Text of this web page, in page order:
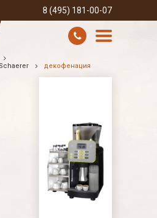
8 (495) 181-00-07
декофенация